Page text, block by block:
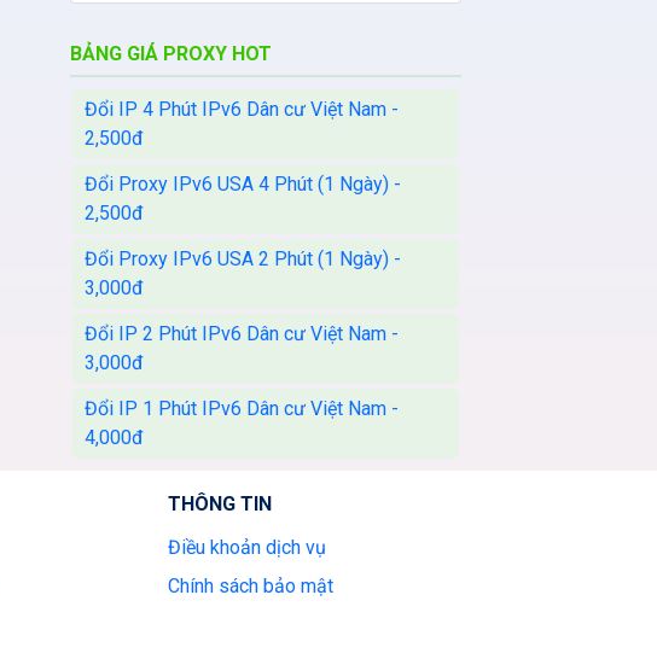
BẢNG GIÁ PROXY HOT
Đổi IP 4 Phút IPv6 Dân cư Việt Nam -
2,500đ
Đổi Proxy IPv6 USA 4 Phút (1 Ngày) -
2,500đ
Đổi Proxy IPv6 USA 2 Phút (1 Ngày) -
3,000đ
Đổi IP 2 Phút IPv6 Dân cư Việt Nam -
3,000đ
Đổi IP 1 Phút IPv6 Dân cư Việt Nam -
4,000đ
THÔNG TIN
Điều khoản dịch vụ
Chính sách bảo mật